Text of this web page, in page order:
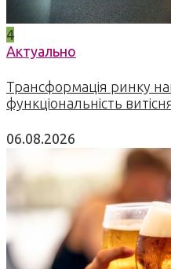
4
Актуально
Трансформація ринку
функціональність
06.08.2026